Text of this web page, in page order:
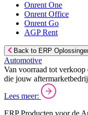
Onrent One
Onrent Office
Onrent Go
AGP Rent
Back to ERP
Automotive
Van voorraad tot verkoop
die jouw
Lees meer:
ERP Producten voor de